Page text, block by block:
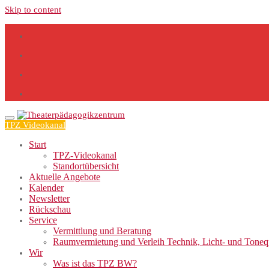
Skip to content
TPZ Videokanal
Start
TPZ-Videokanal
Standortübersicht
Aktuelle Angebote
Kalender
Newsletter
Rückschau
Service
Vermittlung und Beratung
Raumvermietung und Verleih Technik, Licht- und
Wir
Was ist das TPZ BW?